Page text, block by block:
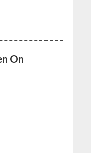
On